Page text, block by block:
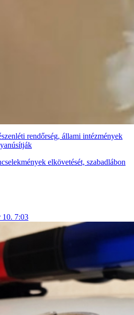
rendőrség, állami intézmények
elkövetését, szabadlábon
10. 7:03